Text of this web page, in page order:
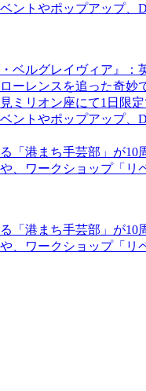
ントやポップアップ、
ベルグレイヴィア』：
ーレンスを追った奇妙
ミリオン座にて1日限
ントやポップアップ、
「港まち手芸部」が10
、ワークショップ「リ
「港まち手芸部」が10
、ワークショップ「リ